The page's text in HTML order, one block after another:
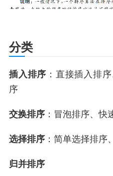
分类
插入排序 ：直接插入排
序
交换排序 ：冒泡排序、快
选择排序 ：简单选择排序
归并排序